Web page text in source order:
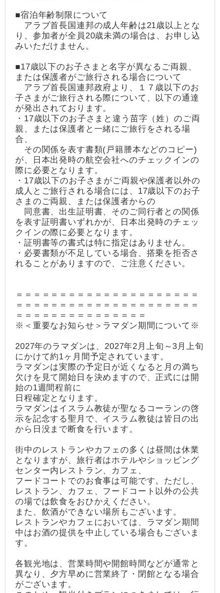
■宿泊年齢制限について
アラブ首長国連邦の成人年齢は21歳以上とな
り、参加者が全員20歳未満の場合は、お申し込
みいただけません。
■17歳以下のお子さまと名字が異なるご両親、
または保護者がご旅行される場合について
アラブ首長国連邦政府より、１７歳以下のお
子さまがご旅行される際について、以下の通達
が発出されております。
・17歳以下のお子さまと違う苗字（姓）のご両
親、または保護者と一緒にご旅行をされる場
合、
その関係を表す書類(戸籍謄本などのコピー)
が、日本出発時の航空会社へのチェックインの
際に必要となります。
・17歳以下のお子さまがご両親や保護者以外の
成人とご旅行される場合には、17歳以下のお子
さまのご両親、または保護者からの
同意書、出生証明書、そのご同行者との関係
を表す証明書いずれかが、日本出発時のチェッ
クインの際に必要となります。
・証明書等の書式は特に指定はありません。
・必要書類が不足している場合、搭乗を拒否さ
れることがありますので、ご注意ください。
＝＝＝＝＝＝＝＝＝＝＝＝＝＝＝＝＝＝＝＝＝
＝＝＝＝＝＝＝＝＝＝＝＝＝＝＝＝＝＝＝＝＝
＝＝＝＝＝＝＝＝＝＝＝＝＝＝＝
※＜重要なお知らせ＞ラマダン期間について※
2027年のラマダンは、2027年2月上旬～3月上旬
にかけて約1ヶ月間予定されています。
ラマダンは実際の予定日が近くなると月の満ち
欠けを見て開始日を決めますので、正式には開
始の1週間程前に
日程確定となります。
ラマダンはイスラム教徒が聖なるコーランの啓
示を記念する聖月で、イスラム教徒は皆日の出
から日没まで断食を行います。
街中のレストランやカフェの多くは昼間は休業
となりますが、旅行者はホテルやショッピング
センター内レストラン、カフェ、
フードコートでのお食事は可能です。ただし、
レストラン、カフェ、フードコート以外の公共
の場では飲食をおひかえください。
また、飲酒ができない場所もございます。
レストランやカフェにおいては、ラマダン期間
中はお酒の提供を中止している場合もございま
す。
各観光地は、営業時間や開館時間などが通常と
異なり、夕方早めに営業終了・閉館となる場合
がございます。